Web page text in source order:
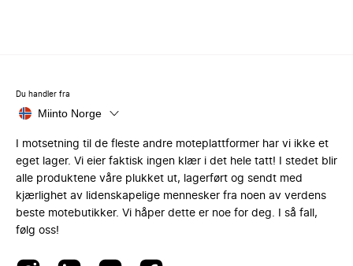
Du handler fra
Miinto Norge
I motsetning til de fleste andre moteplattformer har vi ikke et
eget lager. Vi eier faktisk ingen klær i det hele tatt! I stedet blir
alle produktene våre plukket ut, lagerført og sendt med
kjærlighet av lidenskapelige mennesker fra noen av verdens
beste motebutikker. Vi håper dette er noe for deg. I så fall,
følg oss!